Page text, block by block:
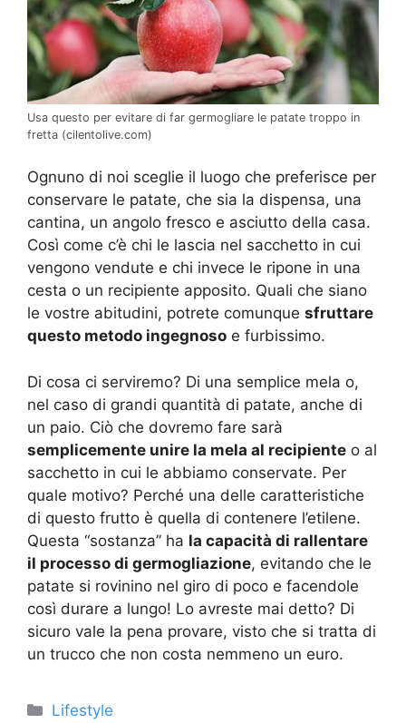
Usa questo per evitare di far germogliare le patate troppo in
fretta (cilentolive.com)
Ognuno di noi sceglie il luogo che preferisce per
conservare le patate, che sia la dispensa, una
cantina, un angolo fresco e asciutto della casa.
Così come c’è chi le lascia nel sacchetto in cui
vengono vendute e chi invece le ripone in una
cesta o un recipiente apposito. Quali che siano
le vostre abitudini, potrete comunque sfruttare
questo metodo ingegnoso e furbissimo.
Di cosa ci serviremo? Di una semplice mela o,
nel caso di grandi quantità di patate, anche di
un paio. Ciò che dovremo fare sarà
semplicemente unire la mela al recipiente o al
sacchetto in cui le abbiamo conservate. Per
quale motivo? Perché una delle caratteristiche
di questo frutto è quella di contenere l’etilene.
Questa “sostanza” ha la capacità di rallentare
il processo di germogliazione, evitando che le
patate si rovinino nel giro di poco e facendole
così durare a lungo! Lo avreste mai detto? Di
sicuro vale la pena provare, visto che si tratta di
un trucco che non costa nemmeno un euro.
Categorie
Lifestyle